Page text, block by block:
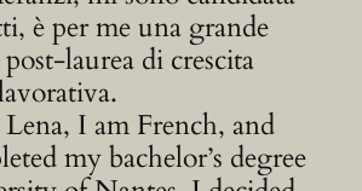
è per me una grande
laurea di crescita
I am French, and
my bachelor’s degree